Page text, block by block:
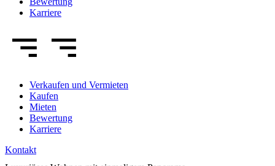
Karriere
Verkaufen und Vermieten
Kaufen
Mieten
Bewertung
Karriere
Kontakt